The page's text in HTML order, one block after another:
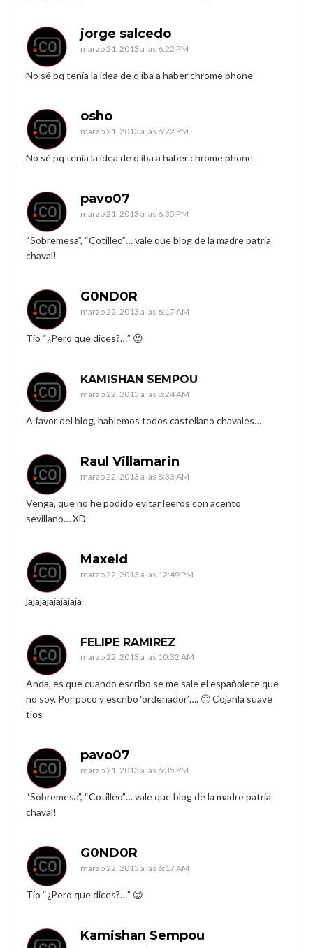
jorge salcedo
marzo 21, 2013 a las 6:22 PM
No sé pq tenía la idea de q iba a haber chrome phone
osho
marzo 21, 2013 a las 6:22 PM
No sé pq tenía la idea de q iba a haber chrome phone
pavo07
marzo 21, 2013 a las 6:35 PM
“Sobremesa”, “Cotilleo”… vale que blog de la madre patria
chaval!
G0ND0R
marzo 22, 2013 a las 6:17 AM
Tío “¿Pero que dices?…” 😉
KAMISHAN SEMPOU
marzo 22, 2013 a las 8:24 AM
A favor del blog, hablemos todos castellano chavales…
Raul Villamarin
marzo 22, 2013 a las 8:33 AM
Venga, que no he podido evitar leeros con acento
sevillano… XD
Maxeld
marzo 22, 2013 a las 12:49 PM
jajajajajajajaja
FELIPE RAMIREZ
marzo 22, 2013 a las 10:32 AM
Anda, es que cuando escribo se me sale el españolete que
no soy. Por poco y escribo ‘ordenador’…. 🙂 Cojanla suave
tios
pavo07
marzo 21, 2013 a las 6:35 PM
“Sobremesa”, “Cotilleo”… vale que blog de la madre patria
chaval!
G0ND0R
marzo 22, 2013 a las 6:17 AM
Tío “¿Pero que dices?…” 😉
Kamishan Sempou